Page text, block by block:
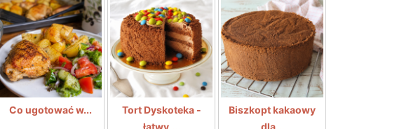
Co ugotować w...
Tort Dyskoteka -
łatwy,...
Biszkopt kakaowy
dla...